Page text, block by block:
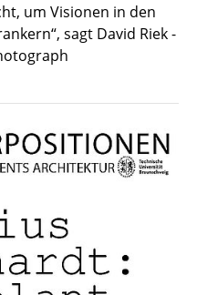
um Visionen in den
sagt David Riek -